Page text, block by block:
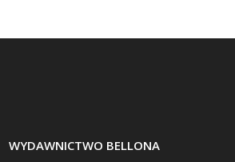
WYDAWNICTWO BELLONA